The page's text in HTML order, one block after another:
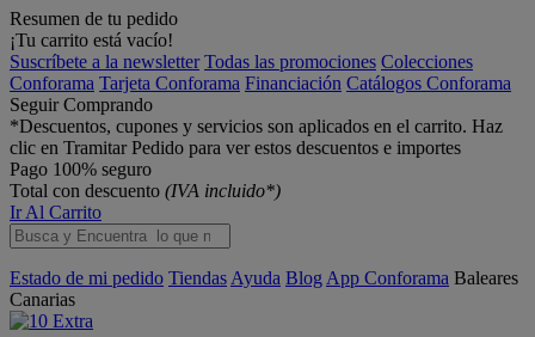
Resumen de tu pedido
¡Tu carrito está vacío!
Suscríbete a la newsletter Todas las promociones Colecciones
Conforama Tarjeta Conforama Financiación Catálogos Conforama
Seguir Comprando
*Descuentos, cupones y servicios son aplicados en el carrito. Haz
clic en Tramitar Pedido para ver estos descuentos e importes
Pago 100% seguro
Total con descuento (IVA incluido*)
Ir Al Carrito
Estado de mi pedido Tiendas Ayuda Blog App Conforama Baleares
Canarias